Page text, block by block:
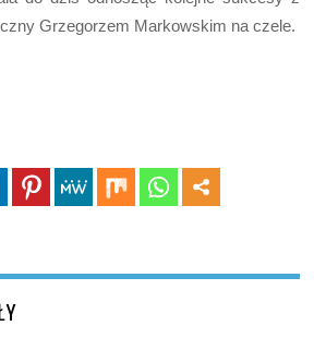
Grzegorzem Markowskim na czele.